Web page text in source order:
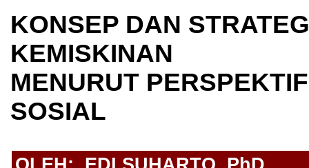
KONSEP DAN
KEMISKINAN
MENURUT
SOSIAL